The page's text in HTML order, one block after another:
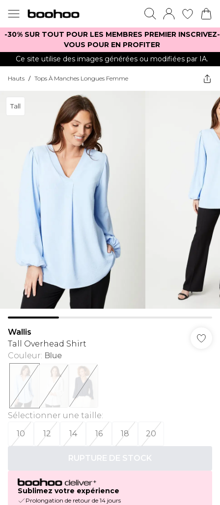
-30% SUR TOUT POUR LES MEMBRES PREMIER INSCRIVEZ-
VOUS POUR EN PROFITER
Ce site utilise des images générées ou modifiées par IA.
Hauts / Tops À Manches Longues Femme
Tall
Wallis
Tall Overhead Shirt
Couleur: Blue
Sélectionner une taille:
10
12 14 16 18 20
RUPTURE DE STOCK
Sublimez votre expérience
Prolongation de retour de 14 jours